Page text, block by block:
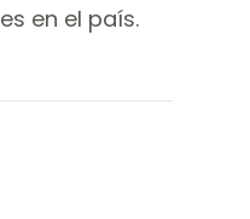
en el país.